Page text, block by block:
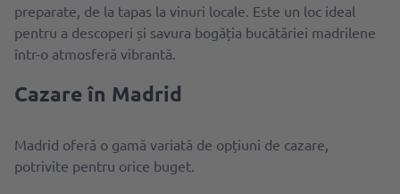
preparate, de la tapas la vinuri locale. Este un loc ideal
pentru a descoperi și savura bogăția bucătăriei madrilene
într-o atmosferă vibrantă.
Cazare în Madrid
Madrid oferă o gamă variată de opțiuni de cazare,
potrivite pentru orice buget.